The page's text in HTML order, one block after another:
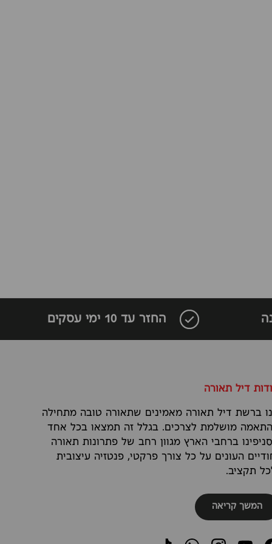
החזר עד 10 ימי עסקים
דיל תאורה
ברשת דיל תאורה מאמינים שתאורה טובה מתחילה
מושלמת לצרכים. בגלל זה תמצאו בכל אחד
ברחבי הארץ מגוון רחב של פתרונות תאורה
העונים על כל צורך פרקטי, פנטזיה עיצובית
תקציב.
המשך קריאה